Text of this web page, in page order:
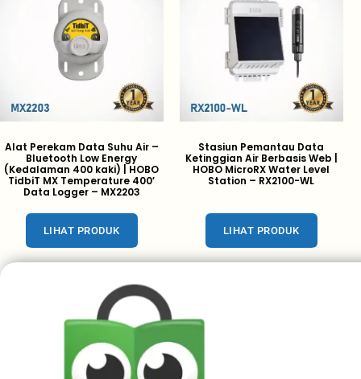
Alat Perekam Data Suhu Air –
Bluetooth Low Energy
(Kedalaman 400 kaki) | HOBO
TidbiT MX Temperature 400′
Data Logger – MX2203
LIHAT PRODUK
Stasiun Pemantau Data
Ketinggian Air Berbasis Web |
HOBO MicroRX Water Level
Station – RX2100-WL
LIHAT PRODUK